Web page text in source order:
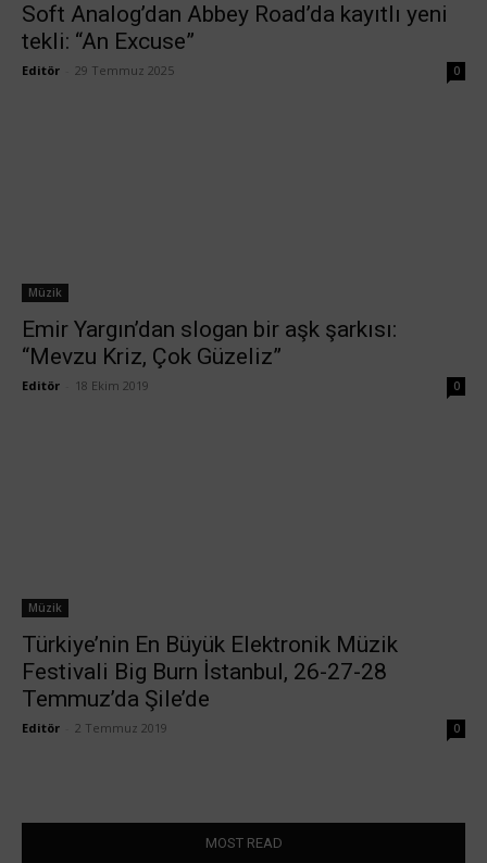
Soft Analog’dan Abbey Road’da kayıtlı yeni
tekli: “An Excuse”
Editör 29 Temmuz 2025 0
Müzik
Emir Yargın’dan slogan bir aşk şarkısı:
“Mevzu Kriz, Çok Güzeliz”
Editör 18 Ekim 2019 0
Müzik
Türkiye’nin En Büyük Elektronik Müzik
Festivali Big Burn İstanbul, 26-27-28
Temmuz’da Şile’de
Editör 2 Temmuz 2019 0
MOST READ